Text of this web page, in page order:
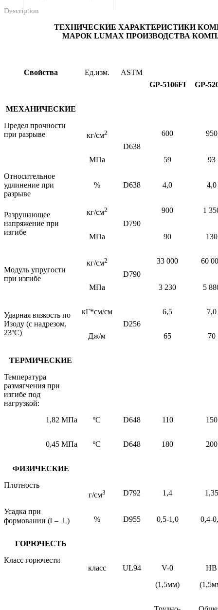
Description
ТЕХНИЧЕСКИЕ ХАРАКТЕРИСТИКИ
МАРОК LUMAX ПРОИЗВОДСТВА
Свойства Ед.изм.
ASTM
GP-5106FI
GP-
МЕХАНИЧЕСКИЕ
Предел прочности
при разрыве
кг/см2
D638
600 950
МПа 59
93
Относительное
удлинение при
разрыве
% D638 4,0 4,0
Разрушающее
напряжение при
изгибе
кг/см2
D790
900 1
МПа 90 130
Модуль упругости
при изгибе
кг/см2
D790
33 000 60
МПа 3 230 5
Ударная вязкость по
Изоду (с надрезом,
23ºС)
кГ*см/см
D256
6,5 7,0
Дж/м 65 70
ТЕРМИЧЕСКИЕ
Температура
размягчения при
изгибе под
нагрузкой:
1,82 МПа
ºС D648 110 150
0,45 МПа ºС D648 180 200
ФИЗИЧЕСКИЕ
Плотность
г/см3 D792 1,4 1,35
Усадка при
формовании (‖ – ⊥ ) % D955 0,5-1,0 0,4-
ГОРЮЧЕСТЬ
Класс горючести
класс
UL94
V-0
(1,5мм)
НВ